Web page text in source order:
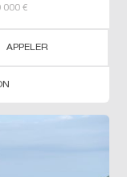
000 €
APPELER